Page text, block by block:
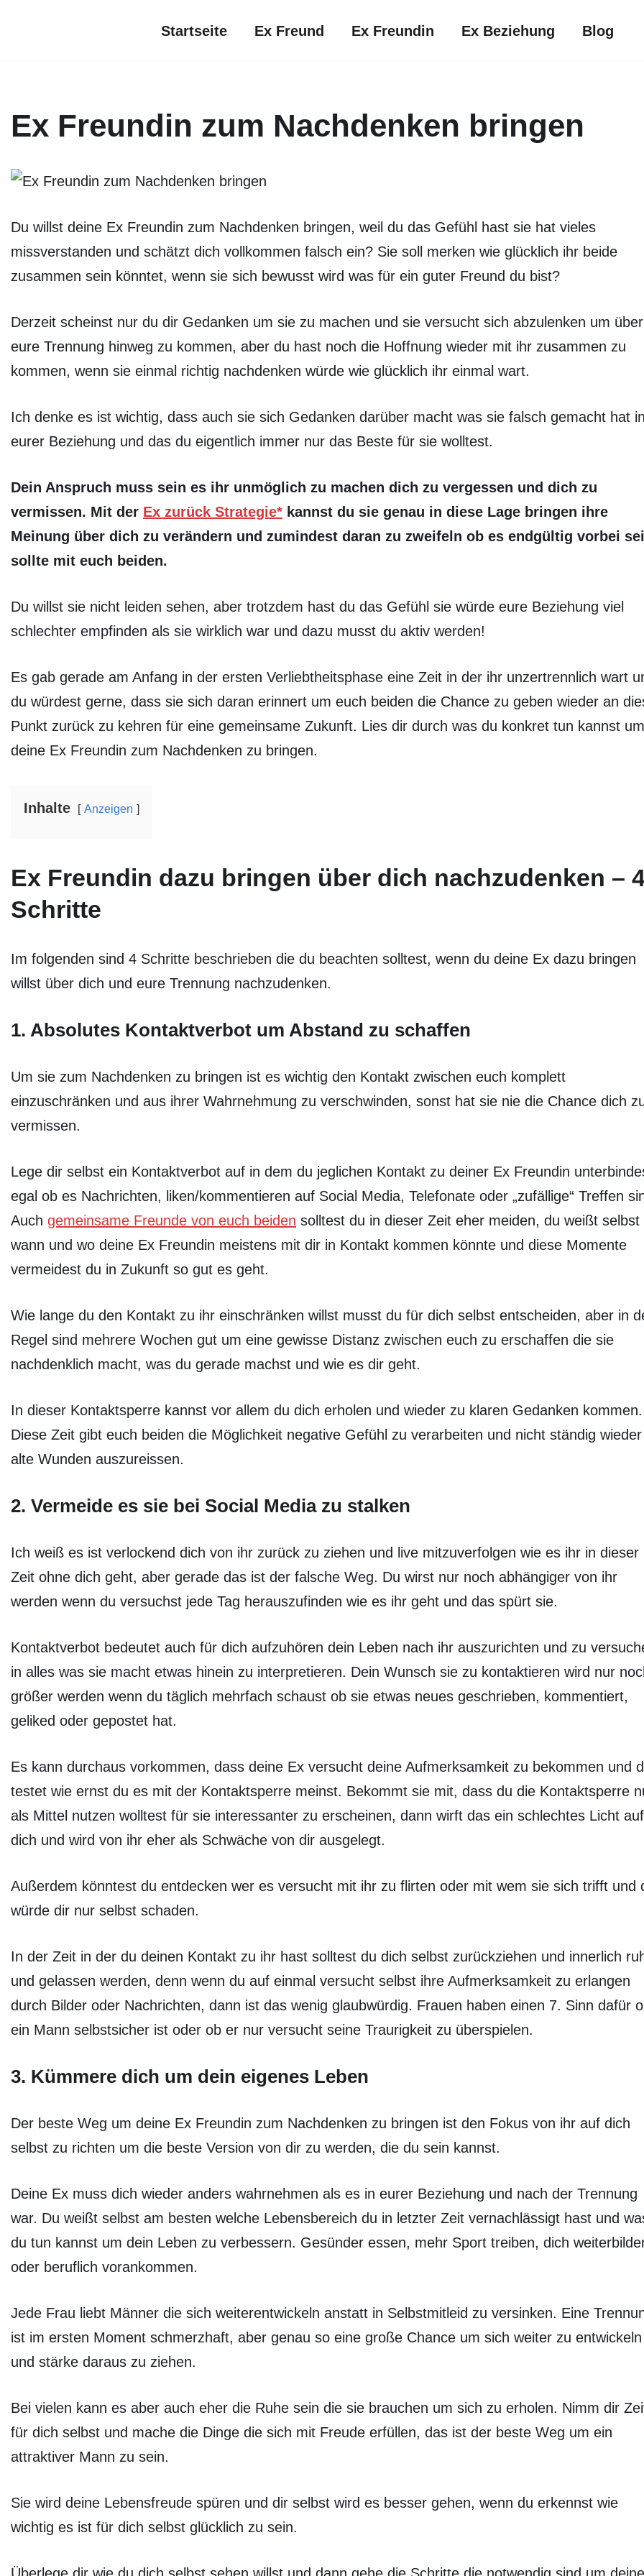
Startseite Ex Freund Ex Freundin Ex Beziehung Blog
Ex Freundin zum Nachdenken bringen
Du willst deine Ex Freundin zum Nachdenken bringen, weil du das Gefühl hast sie hat vieles
missverstanden und schätzt dich vollkommen falsch ein? Sie soll merken wie glücklich ihr beide
zusammen sein könntet, wenn sie sich bewusst wird was für ein guter Freund du bist?
Derzeit scheinst nur du dir Gedanken um sie zu machen und sie versucht sich abzulenken um über
eure Trennung hinweg zu kommen, aber du hast noch die Hoffnung wieder mit ihr zusammen zu
kommen, wenn sie einmal richtig nachdenken würde wie glücklich ihr einmal wart.
Ich denke es ist wichtig, dass auch sie sich Gedanken darüber macht was sie falsch gemacht hat
eurer Beziehung und das du eigentlich immer nur das Beste für sie wolltest.
Dein Anspruch muss sein es ihr unmöglich zu machen dich zu vergessen und dich zu
vermissen. Mit der Ex zurück Strategie* kannst du sie genau in diese Lage bringen ihre
Meinung über dich zu verändern und zumindest daran zu zweifeln ob es endgültig vorbei
sollte mit euch beiden.
Du willst sie nicht leiden sehen, aber trotzdem hast du das Gefühl sie würde eure Beziehung viel
schlechter empfinden als sie wirklich war und dazu musst du aktiv werden!
Es gab gerade am Anfang in der ersten Verliebtheitsphase eine Zeit in der ihr unzertrennlich wart
du würdest gerne, dass sie sich daran erinnert um euch beiden die Chance zu geben wieder an
Punkt zurück zu kehren für eine gemeinsame Zukunft. Lies dir durch was du konkret tun kannst um
deine Ex Freundin zum Nachdenken zu bringen.
Inhalte Anzeigen
Ex Freundin dazu bringen über dich nachzudenken –
Schritte
Im folgenden sind 4 Schritte beschrieben die du beachten solltest, wenn du deine Ex dazu bringen
willst über dich und eure Trennung nachzudenken.
1. Absolutes Kontaktverbot um Abstand zu schaffen
Um sie zum Nachdenken zu bringen ist es wichtig den Kontakt zwischen euch komplett
einzuschränken und aus ihrer Wahrnehmung zu verschwinden, sonst hat sie nie die Chance dich
vermissen.
Lege dir selbst ein Kontaktverbot auf in dem du jeglichen Kontakt zu deiner Ex Freundin
egal ob es Nachrichten, liken/kommentieren auf Social Media, Telefonate oder „zufällige“ Treffen
Auch gemeinsame Freunde von euch beiden solltest du in dieser Zeit eher meiden, du weißt selbst
wann und wo deine Ex Freundin meistens mit dir in Kontakt kommen könnte und diese Momente
vermeidest du in Zukunft so gut es geht.
Wie lange du den Kontakt zu ihr einschränken willst musst du für dich selbst entscheiden, aber in
Regel sind mehrere Wochen gut um eine gewisse Distanz zwischen euch zu erschaffen die sie
nachdenklich macht, was du gerade machst und wie es dir geht.
In dieser Kontaktsperre kannst vor allem du dich erholen und wieder zu klaren Gedanken kommen.
Diese Zeit gibt euch beiden die Möglichkeit negative Gefühl zu verarbeiten und nicht ständig wieder
alte Wunden auszureissen.
2. Vermeide es sie bei Social Media zu stalken
Ich weiß es ist verlockend dich von ihr zurück zu ziehen und live mitzuverfolgen wie es ihr in dieser
Zeit ohne dich geht, aber gerade das ist der falsche Weg. Du wirst nur noch abhängiger von ihr
werden wenn du versuchst jede Tag herauszufinden wie es ihr geht und das spürt sie.
Kontaktverbot bedeutet auch für dich aufzuhören dein Leben nach ihr auszurichten und zu
in alles was sie macht etwas hinein zu interpretieren. Dein Wunsch sie zu kontaktieren wird nur
größer werden wenn du täglich mehrfach schaust ob sie etwas neues geschrieben, kommentiert,
geliked oder gepostet hat.
Es kann durchaus vorkommen, dass deine Ex versucht deine Aufmerksamkeit zu bekommen und
testet wie ernst du es mit der Kontaktsperre meinst. Bekommt sie mit, dass du die Kontaktsperre
als Mittel nutzen wolltest für sie interessanter zu erscheinen, dann wirft das ein schlechtes Licht auf
dich und wird von ihr eher als Schwäche von dir ausgelegt.
Außerdem könntest du entdecken wer es versucht mit ihr zu flirten oder mit wem sie sich trifft und
würde dir nur selbst schaden.
In der Zeit in der du deinen Kontakt zu ihr hast solltest du dich selbst zurückziehen und innerlich
und gelassen werden, denn wenn du auf einmal versucht selbst ihre Aufmerksamkeit zu erlangen
durch Bilder oder Nachrichten, dann ist das wenig glaubwürdig. Frauen haben einen 7. Sinn dafür
ein Mann selbstsicher ist oder ob er nur versucht seine Traurigkeit zu überspielen.
3. Kümmere dich um dein eigenes Leben
Der beste Weg um deine Ex Freundin zum Nachdenken zu bringen ist den Fokus von ihr auf dich
selbst zu richten um die beste Version von dir zu werden, die du sein kannst.
Deine Ex muss dich wieder anders wahrnehmen als es in eurer Beziehung und nach der Trennung
war. Du weißt selbst am besten welche Lebensbereich du in letzter Zeit vernachlässigt hast und
du tun kannst um dein Leben zu verbessern. Gesünder essen, mehr Sport treiben, dich
oder beruflich vorankommen.
Jede Frau liebt Männer die sich weiterentwickeln anstatt in Selbstmitleid zu versinken. Eine
ist im ersten Moment schmerzhaft, aber genau so eine große Chance um sich weiter zu entwickeln
und stärke daraus zu ziehen.
Bei vielen kann es aber auch eher die Ruhe sein die sie brauchen um sich zu erholen. Nimm dir
für dich selbst und mache die Dinge die sich mit Freude erfüllen, das ist der beste Weg um ein
attraktiver Mann zu sein.
Sie wird deine Lebensfreude spüren und dir selbst wird es besser gehen, wenn du erkennst wie
wichtig es ist für dich selbst glücklich zu sein.